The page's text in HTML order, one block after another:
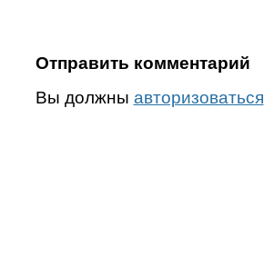
Отправить комментарий
Вы должны авторизоваться